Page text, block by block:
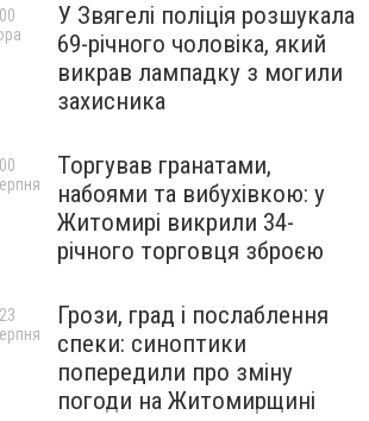
У Звягелі поліція розшукала
69-річного чоловіка, який
викрав лампадку з могили
захисника
Торгував гранатами,
набоями та вибухівкою: у
Житомирі викрили 34-
річного торговця зброєю
Грози, град і послаблення
спеки: синоптики
попередили про зміну
погоди на Житомирщині